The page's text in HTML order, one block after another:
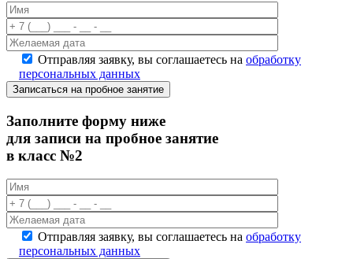
Отправляя заявку, вы соглашаетесь на обработку
персональных данных
Записаться на пробное занятие
Заполните форму ниже
для записи на пробное занятие
в класс №2
Отправляя заявку, вы соглашаетесь на обработку
персональных данных